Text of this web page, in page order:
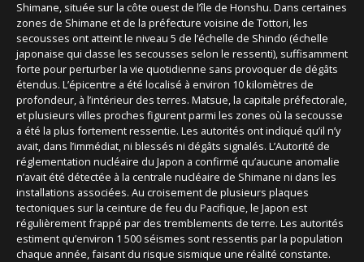
Shimane, située sur la côte ouest de l’île de Honshu. Dans certaines
zones de Shimane et de la préfecture voisine de Tottori, les
secousses ont atteint le niveau 5 de l’échelle de Shindo (échelle
japonaise qui classe les secousses selon le ressenti), suffisamment
forte pour perturber la vie quotidienne sans provoquer de dégâts
étendus. L’épicentre a été localisé à environ 10 kilomètres de
profondeur, à l’intérieur des terres. Matsue, la capitale préfectorale,
et plusieurs villes proches figurent parmi les zones où la secousse
a été la plus fortement ressentie. Les autorités ont indiqué qu’il n’y
avait, dans l’immédiat, ni blessés ni dégâts signalés. L’Autorité de
réglementation nucléaire du Japon a confirmé qu’aucune anomalie
n’avait été détectée à la centrale nucléaire de Shimane ni dans les
installations associées. Au croisement de plusieurs plaques
tectoniques sur la ceinture de feu du Pacifique, le Japon est
régulièrement frappé par des tremblements de terre. Les autorités
estiment qu’environ 1 500 séismes sont ressentis par la population
chaque année, faisant du risque sismique une réalité constante.